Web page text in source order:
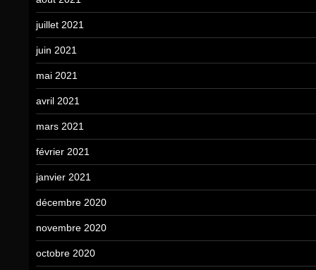
juillet 2021
juin 2021
mai 2021
avril 2021
mars 2021
février 2021
janvier 2021
décembre 2020
novembre 2020
octobre 2020